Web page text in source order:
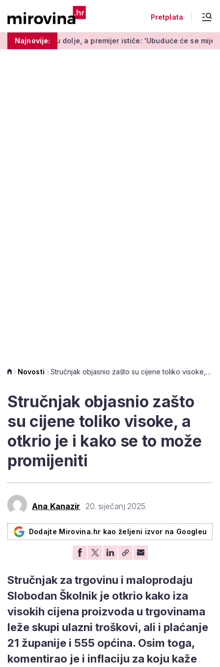
Pretplata
Najnovije:
a premijer ističe: 'Ubuduće će se mijenjati svaki tjedan'
Novosti Stručnjak objasnio zašto su cijene toliko visoke, a otkrio je i kako se to može promijeniti
Stručnjak objasnio zašto
su cijene toliko visoke, a
otkrio je i kako se to može
promijeniti
Ana Kanazir 20. siječanj 2025.
Dodajte Mirovina.hr kao željeni izvor na Googleu
Stručnjak za trgovinu i maloprodaju
Slobodan Školnik je otkrio kako iza
visokih cijena proizvoda u trgovinama
leže skupi ulazni troškovi, ali i plaćanje
21 županije i 555 općina. Osim toga,
komentirao je i inflaciju za koju kaže